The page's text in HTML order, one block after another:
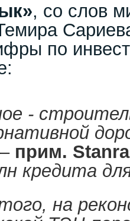
, со слов
по
-
прим.
кредита
на